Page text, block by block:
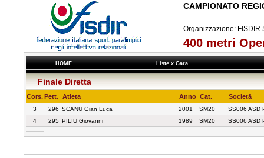
CAMPIONATO
Organizzazione: FISDIR
400 metri
HOME Liste x Gara
Finale Diretta
Cors.Pett. Atleta Anno Cat. Societā
3 296 SCANU Gian Luca 2001 SM20
SS006 ASD
4
295 PILIU Giovanni 1989 SM20 SS006 ASD